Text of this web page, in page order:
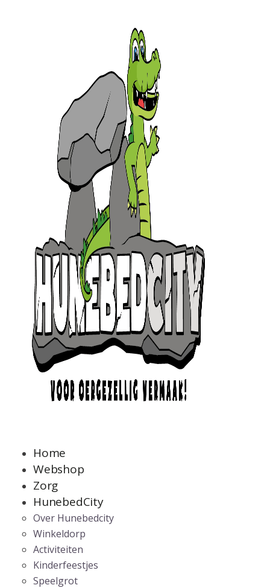
Home
Webshop
Zorg
HunebedCity
Over Hunebedcity
Winkeldorp
Activiteiten
Kinderfeestjes
Speelgrot